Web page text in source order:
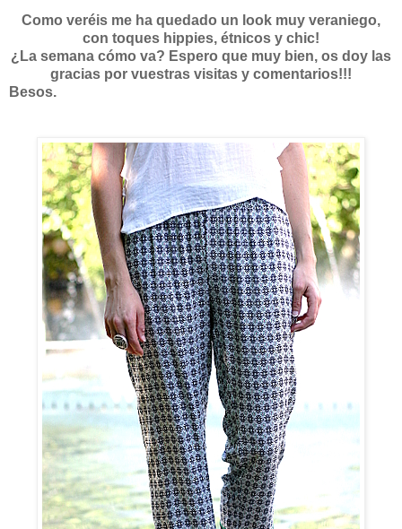
Como veréis me ha quedado un look muy veraniego,
con toques hippies, étnicos y chic!
¿La semana cómo va? Espero que muy bien, os doy las
gracias por vuestras visitas y comentarios!!!
Besos.